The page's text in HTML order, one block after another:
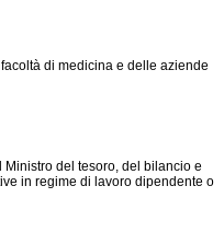
di medicina e delle aziende
del tesoro, del bilancio e
in regime di lavoro dipendente o